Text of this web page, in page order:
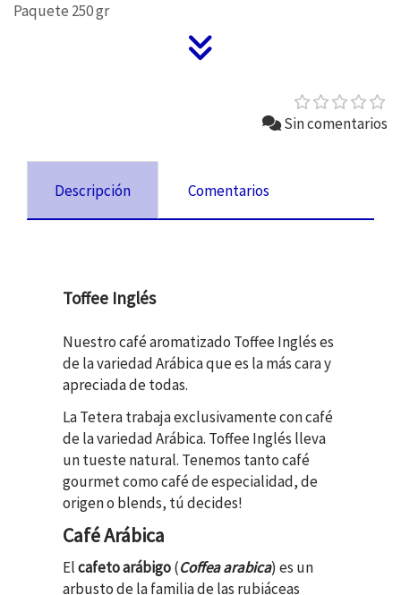
Paquete 250 gr
Sin comentarios
Descripción Comentarios
Toffee Inglés
Nuestro café aromatizado Toffee Inglés es
de la variedad Arábica que es la más cara y
apreciada de todas.
La Teteratrabaja exclusivamente con café
de la variedad Arábica. Toffee Inglés lleva
un tueste natural. Tenemos tanto café
gourmet como café de especialidad, de
origen o blends, tú decides!
Café Arábica
Elcafeto arábigo(Coffea arabica) es un
arbusto de la familia de las rubiáceas